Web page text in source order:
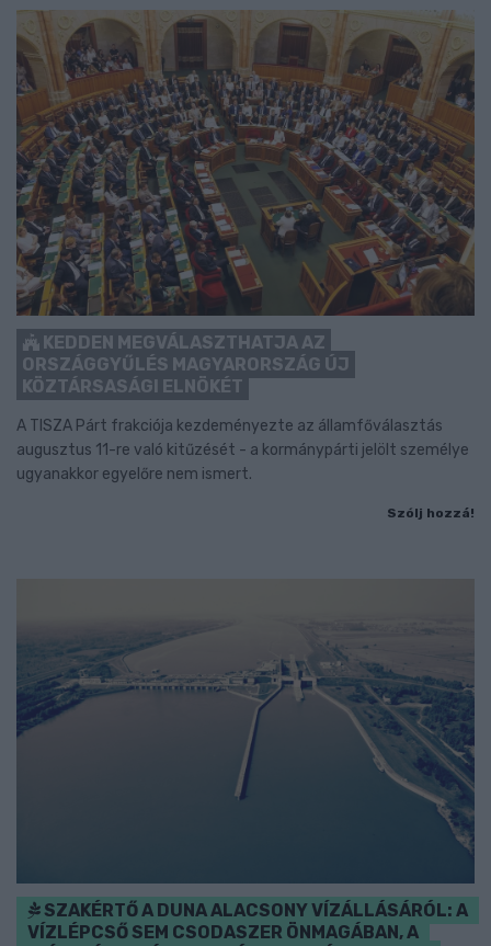
KEDDEN MEGVÁLASZTHATJA AZ
ORSZÁGGYŰLÉS MAGYARORSZÁG ÚJ
KÖZTÁRSASÁGI ELNÖKÉT
A TISZA Párt frakciója kezdeményezte az államfőválasztás
augusztus 11-re való kitűzését - a kormánypárti jelölt személye
ugyanakkor egyelőre nem ismert.
Szólj hozzá!
SZAKÉRTŐ A DUNA ALACSONY VÍZÁLLÁSÁRÓL: A
VÍZLÉPCSŐ SEM CSODASZER ÖNMAGÁBAN, A